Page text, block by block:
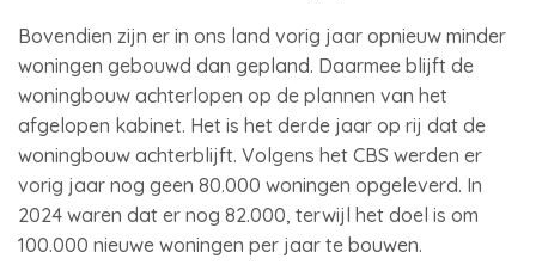
Bovendien zijn er in ons land vorig jaar opnieuw minder
woningen gebouwd dan gepland. Daarmee blijft de
woningbouw achterlopen op de plannen van het
afgelopen kabinet. Het is het derde jaar op rij dat de
woningbouw achterblijft. Volgens het CBS werden er
vorig jaar nog geen 80.000 woningen opgeleverd. In
2024 waren dat er nog 82.000, terwijl het doel is om
100.000 nieuwe woningen per jaar te bouwen.